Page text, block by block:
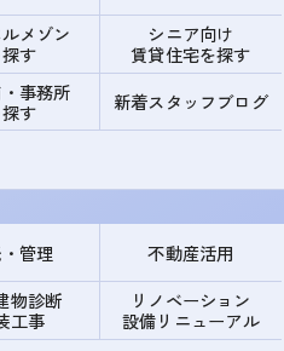
メゾン
す
シニア向け
賃貸住宅を探す
事務所
す
新着スタッフブログ
管理 不動産活用
物診断
工事
リノベーション
設備リニューアル